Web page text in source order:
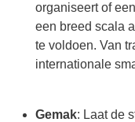
organiseert of
een breed scala
te voldoen. Van
internationale
Gemak: Laat de